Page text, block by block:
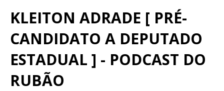
KLEITON ADRADE [ PRÉ-
CANDIDATO A DEPUTADO
ESTADUAL ] - PODCAST DO
RUBÃO